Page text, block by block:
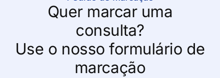
Quer marcar uma
consulta?
Use o nosso formulário de
marcação